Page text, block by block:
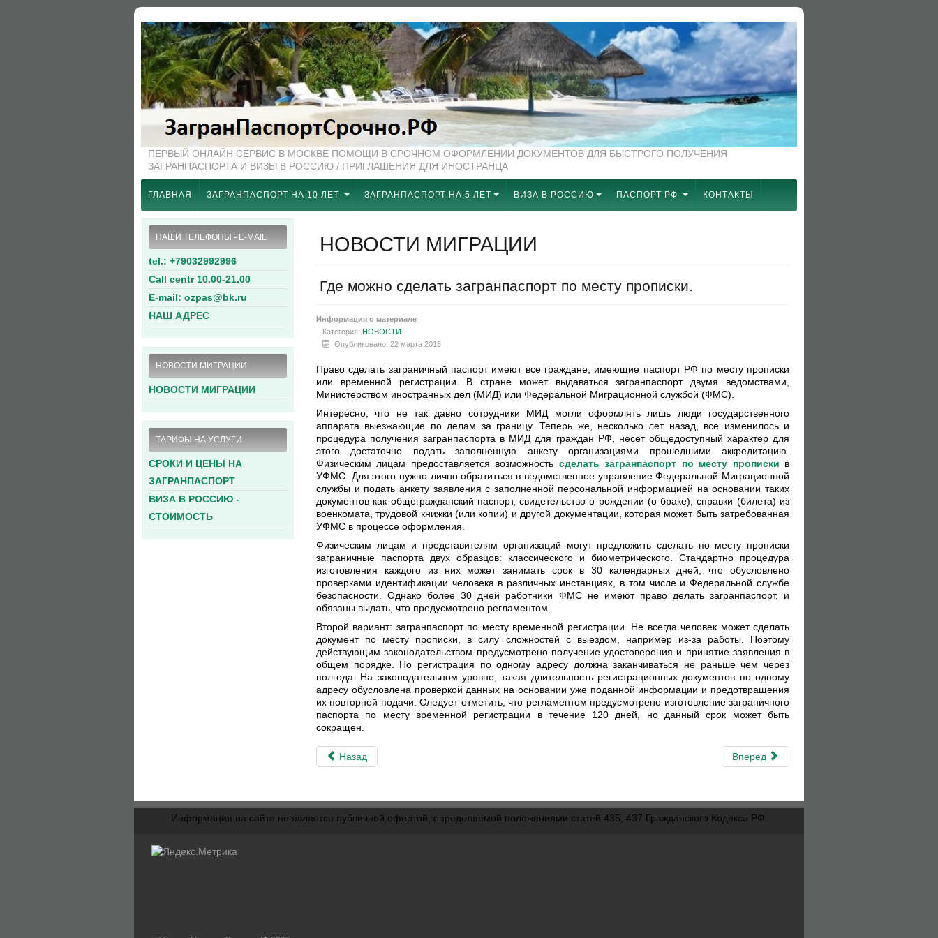
ПЕРВЫЙ ОНЛАЙН СЕРВИС В МОСКВЕ ПОМОЩИ В СРОЧНОМ ОФОРМЛЕНИИ ДОКУМЕНТОВ ДЛЯ БЫСТРОГО ПОЛУЧЕНИЯ
ЗАГРАНПАСПОРТА И ВИЗЫ В РОССИЮ / ПРИГЛАШЕНИЯ ДЛЯ ИНОСТРАНЦА
ГЛАВНАЯ ЗАГРАНПАСПОРТ НА 10 ЛЕТ ЗАГРАНПАСПОРТ НА 5 ЛЕТ ВИЗА В РОССИЮ ПАСПОРТ РФ КОНТАКТЫ
НАШИ ТЕЛЕФОНЫ - E-MAIL
tel.: +79032992996
Call centr 10.00-21.00
E-mail: ozpas@bk.ru
НАШ АДРЕС
НОВОСТИ МИГРАЦИИ
НОВОСТИ МИГРАЦИИ
ТАРИФЫ НА УСЛУГИ
СРОКИ И ЦЕНЫ НА
ЗАГРАНПАСПОРТ
ВИЗА В РОССИЮ -
СТОИМОСТЬ
НОВОСТИ МИГРАЦИИ
Где можно сделать загранпаспорт по месту прописки.
Информация о материале
Категория: НОВОСТИ
Опубликовано: 22 марта 2015
Право сделать заграничный паспорт имеют все граждане, имеющие паспорт РФ по месту прописки
или временной регистрации. В стране может выдаваться загранпаспорт двумя ведомствами,
Министерством иностранных дел (МИД) или Федеральной Миграционной службой (ФМС).
Интересно, что не так давно сотрудники МИД могли оформлять лишь люди государственного
аппарата выезжающие по делам за границу. Теперь же, несколько лет назад, все изменилось и
процедура получения загранпаспорта в МИД для граждан РФ, несет общедоступный характер для
этого достаточно подать заполненную анкету организациями прошедшими аккредитацию.
Физическим лицам предоставляется возможность сделать загранпаспорт по месту прописки в
УФМС. Для этого нужно лично обратиться в ведомственное управление Федеральной Миграционной
службы и подать анкету заявления с заполненной персональной информацией на основании таких
документов как общегражданский паспорт, свидетельство о рождении (о браке), справки (билета) из
военкомата, трудовой книжки (или копии) и другой документации, которая может быть затребованная
УФМС в процессе оформления.
Физическим лицам и представителям организаций могут предложить сделать по месту прописки
заграничные паспорта двух образцов: классического и биометрического. Стандартно процедура
изготовления каждого из них может занимать срок в 30 календарных дней, что обусловлено
проверками идентификации человека в различных инстанциях, в том числе и Федеральной службе
безопасности. Однако более 30 дней работники ФМС не имеют право делать загранпаспорт, и
обязаны выдать, что предусмотрено регламентом.
Второй вариант: загранпаспорт по месту временной регистрации. Не всегда человек может сделать
документ по месту прописки, в силу сложностей с выездом, например из-за работы. Поэтому
действующим законодательством предусмотрено получение удостоверения и принятие заявления в
общем порядке. Но регистрация по одному адресу должна заканчиваться не раньше чем через
полгода. На законодательном уровне, такая длительность регистрационных документов по одному
адресу обусловлена проверкой данных на основании уже поданной информации и предотвращения
их повторной подачи. Следует отметить, что регламентом предусмотрено изготовление заграничного
паспорта по месту временной регистрации в течение 120 дней, но данный срок может быть
сокращен.
Назад Вперед
Информация на сайте не является публичной офертой, определяемой положениями статей 435, 437 Гражданского Кодекса РФ.